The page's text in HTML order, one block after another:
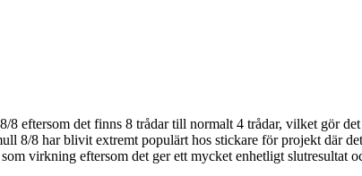
eftersom det finns 8 trådar till normalt 4 trådar, vilket gör
8/8 har blivit extremt populärt hos stickare för projekt där
virkning eftersom det ger ett mycket enhetligt slutresultat